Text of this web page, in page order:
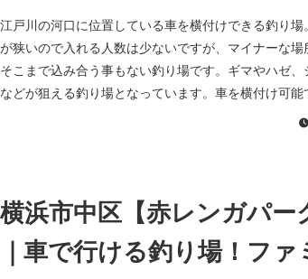
江戸川の河口に位置している車を横付けできる釣り場
が狭いので入れる人数は少ないですが、マイナーな場
そこまで込み合う事もない釣り場です。ギマやハゼ、
などが狙える釣り場となっています。車を横付け可能
横浜市中区【赤レンガパー
｜車で行ける釣り場！ファ